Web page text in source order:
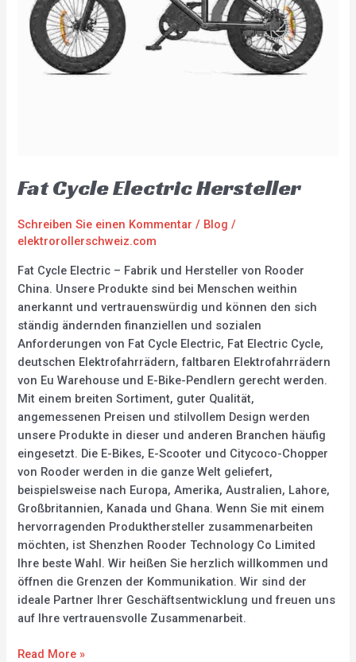
Fat Cycle Electric Hersteller
Schreiben Sie einen Kommentar / Blog /
elektrorollerschweiz.com
Fat Cycle Electric – Fabrik und Hersteller von Rooder
China. Unsere Produkte sind bei Menschen weithin
anerkannt und vertrauenswürdig und können den sich
ständig ändernden finanziellen und sozialen
Anforderungen von Fat Cycle Electric, Fat Electric Cycle,
deutschen Elektrofahrrädern, faltbaren Elektrofahrrädern
von Eu Warehouse und E-Bike-Pendlern gerecht werden.
Mit einem breiten Sortiment, guter Qualität,
angemessenen Preisen und stilvollem Design werden
unsere Produkte in dieser und anderen Branchen häufig
eingesetzt. Die E-Bikes, E-Scooter und Citycoco-Chopper
von Rooder werden in die ganze Welt geliefert,
beispielsweise nach Europa, Amerika, Australien, Lahore,
Großbritannien, Kanada und Ghana. Wenn Sie mit einem
hervorragenden Produkthersteller zusammenarbeiten
möchten, ist Shenzhen Rooder Technology Co Limited
Ihre beste Wahl. Wir heißen Sie herzlich willkommen und
öffnen die Grenzen der Kommunikation. Wir sind der
ideale Partner Ihrer Geschäftsentwicklung und freuen uns
auf Ihre vertrauensvolle Zusammenarbeit.
Read More »